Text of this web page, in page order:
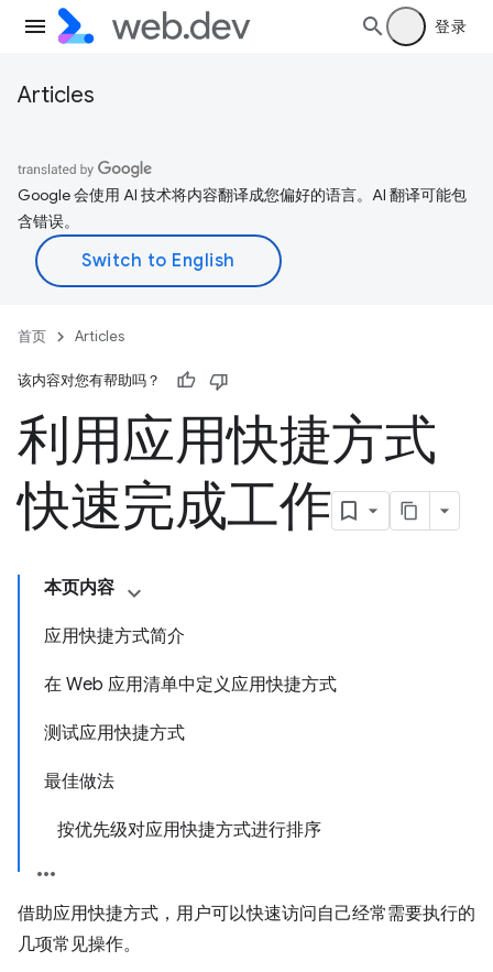
登录
Articles
Google 会使用 AI 技术将内容翻译成您偏好的语言。AI 翻译可能包
含错误。
首页 Articles
该内容对您有帮助吗？
利用应用快捷方式
快速完成工作
本页内容
应用快捷方式简介
在 Web 应用清单中定义应用快捷方式
测试应用快捷方式
最佳做法
按优先级对应用快捷方式进行排序
借助应用快捷方式，用户可以快速访问自己经常需要执行的
几项常见操作。